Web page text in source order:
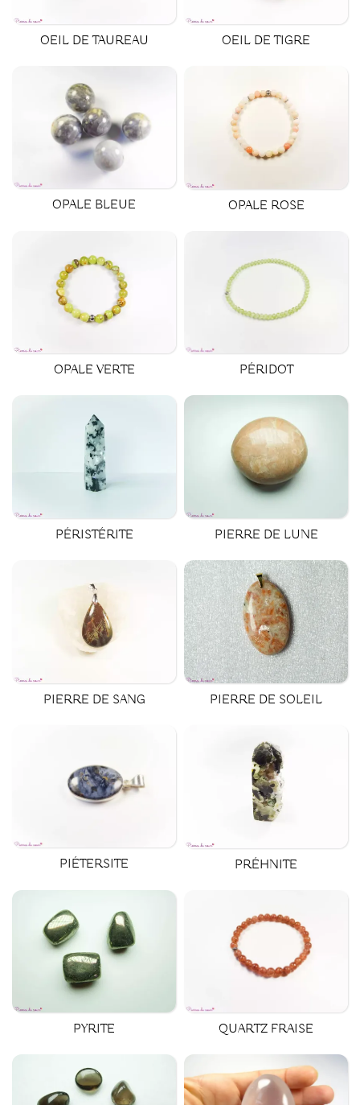
OEIL DE TAUREAU OEIL DE TIGRE
OPALE BLEUE OPALE ROSE
OPALE VERTE PÉRIDOT
PÉRISTÉRITE PIERRE DE LUNE
PIERRE DE SANG PIERRE DE SOLEIL
PIÉTERSITE PRÉHNITE
PYRITE QUARTZ FRAISE